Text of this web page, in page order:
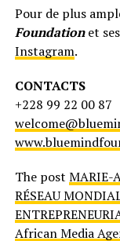
Pour de plus
Foundationet
Instagram.
CONTACTS
+228 99 22 00 87
The post MARIE-
RÉSEAU
African Media